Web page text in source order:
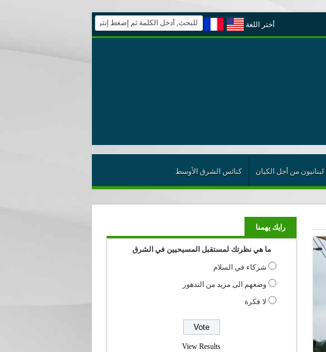
أختر اللغة
لبنانيون من أجل الكيان كنائس الشرق الأوسط
رايك يهمنا
ما هي نظرتك لمستقبل المسيحيين في الشرق
شركاء في السلام
وضعهم الى مزيد من التدهور
لا فكرة
View Results